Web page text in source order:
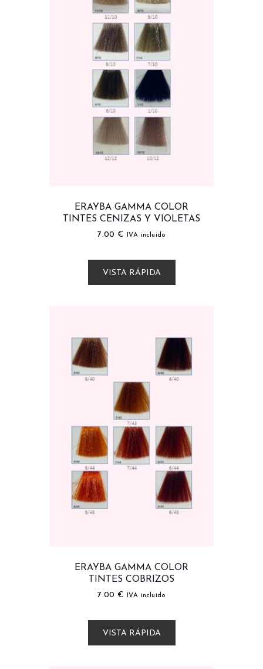
ERAYBA GAMMA COLOR
TINTES CENIZAS Y VIOLETAS
7.00 € IVA incluido
VISTA RÁPIDA
ERAYBA GAMMA COLOR
TINTES COBRIZOS
7.00 € IVA incluido
VISTA RÁPIDA